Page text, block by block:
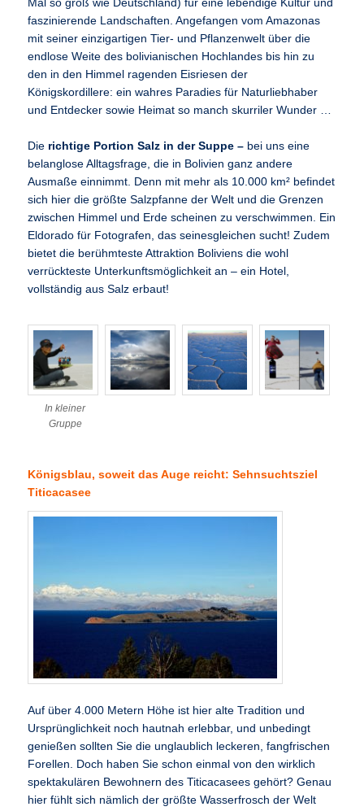
Mal so groß wie Deutschland) für eine lebendige Kultur und
faszinierende Landschaften. Angefangen vom Amazonas
mit seiner einzigartigen Tier- und Pflanzenwelt über die
endlose Weite des bolivianischen Hochlandes bis hin zu
den in den Himmel ragenden Eisriesen der
Königskordillere: ein wahres Paradies für Naturliebhaber
und Entdecker sowie Heimat so manch skurriler Wunder …
Die richtige Portion Salz in der Suppe – bei uns eine
belanglose Alltagsfrage, die in Bolivien ganz andere
Ausmaße einnimmt. Denn mit mehr als 10.000 km² befindet
sich hier die größte Salzpfanne der Welt und die Grenzen
zwischen Himmel und Erde scheinen zu verschwimmen. Ein
Eldorado für Fotografen, das seinesgleichen sucht! Zudem
bietet die berühmteste Attraktion Boliviens die wohl
verrückteste Unterkunftsmöglichkeit an – ein Hotel,
vollständig aus Salz erbaut!
In kleiner
Gruppe
Königsblau, soweit das Auge reicht: Sehnsuchtsziel
Titicacasee
Auf über 4.000 Metern Höhe ist hier alte Tradition und
Ursprünglichkeit noch hautnah erlebbar, und unbedingt
genießen sollten Sie die unglaublich leckeren, fangfrischen
Forellen. Doch haben Sie schon einmal von den wirklich
spektakulären Bewohnern des Titicacasees gehört? Genau
hier fühlt sich nämlich der größte Wasserfrosch der Welt